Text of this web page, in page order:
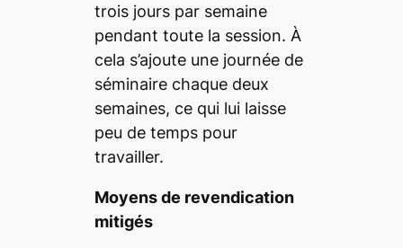
trois jours par semaine
pendant toute la session. À
cela s’ajoute une journée de
séminaire chaque deux
semaines, ce qui lui laisse
peu de temps pour
travailler.
Moyens de revendication
mitigés